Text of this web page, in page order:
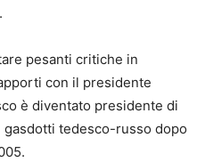
pesanti critiche in
con il presidente
è diventato presidente di
tedesco-russo dopo